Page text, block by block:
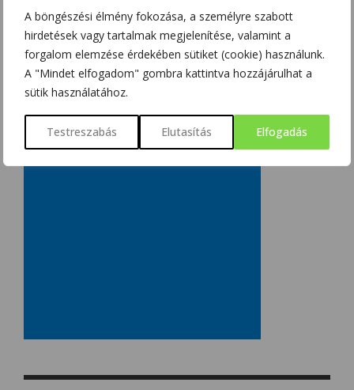
A böngészési élmény fokozása, a személyre szabott
hirdetések vagy tartalmak megjelenítése, valamint a
forgalom elemzése érdekében sütiket (cookie) használunk.
A "Mindet elfogadom" gombra kattintva hozzájárulhat a
sütik használatához.
Testreszabás Elutasítás Elfogadás